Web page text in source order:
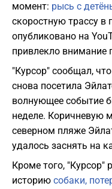
момент: рысь с
скоростную трассу в
опубликовано на
привлекло внимание
"Курсор" сообщал, что
снова посетила
волнующее событие
неделе. Коричневую
северном пляже
удалось заснять на
Кроме того, "Курсор"
историю собаки,